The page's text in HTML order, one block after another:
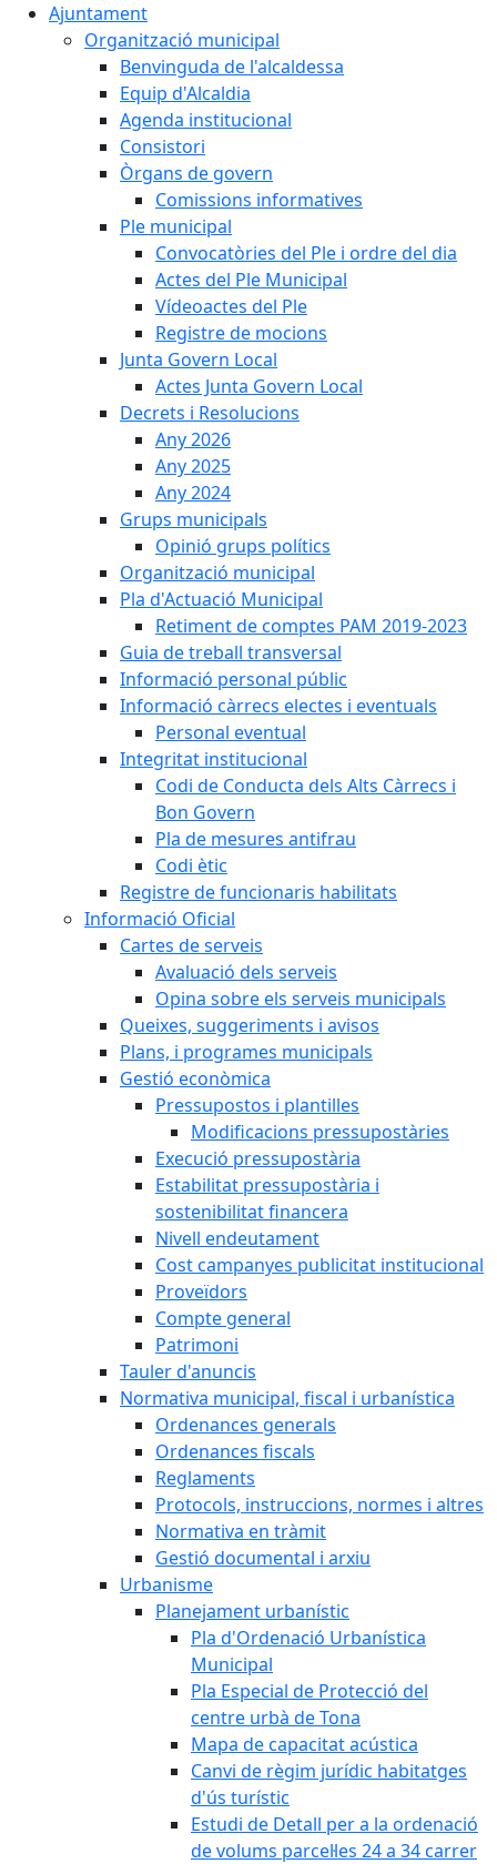
Ajuntament
Organització municipal
Benvinguda de l'alcaldessa
Equip d'Alcaldia
Agenda institucional
Consistori
Òrgans de govern
Comissions informatives
Ple municipal
Convocatòries del Ple i ordre del dia
Actes del Ple Municipal
Vídeoactes del Ple
Registre de mocions
Junta Govern Local
Actes Junta Govern Local
Decrets i Resolucions
Any 2026
Any 2025
Any 2024
Grups municipals
Opinió grups polítics
Organització municipal
Pla d'Actuació Municipal
Retiment de comptes PAM 2019-2023
Guia de treball transversal
Informació personal públic
Informació càrrecs electes i eventuals
Personal eventual
Integritat institucional
Codi de Conducta dels Alts Càrrecs i
Bon Govern
Pla de mesures antifrau
Codi ètic
Registre de funcionaris habilitats
Informació Oficial
Cartes de serveis
Avaluació dels serveis
Opina sobre els serveis municipals
Queixes, suggeriments i avisos
Plans, i programes municipals
Gestió econòmica
Pressupostos i plantilles
Modificacions pressupostàries
Execució pressupostària
Estabilitat pressupostària i
sostenibilitat financera
Nivell endeutament
Cost campanyes publicitat institucional
Proveïdors
Compte general
Patrimoni
Tauler d'anuncis
Normativa municipal, fiscal i urbanística
Ordenances generals
Ordenances fiscals
Reglaments
Protocols, instruccions, normes i altres
Normativa en tràmit
Gestió documental i arxiu
Urbanisme
Planejament urbanístic
Pla d'Ordenació Urbanística
Municipal
Pla Especial de Protecció del
centre urbà de Tona
Mapa de capacitat acústica
Canvi de règim jurídic habitatges
d'ús turístic
Estudi de Detall per a la ordenació
de volums parcel·les 24 a 34 carrer